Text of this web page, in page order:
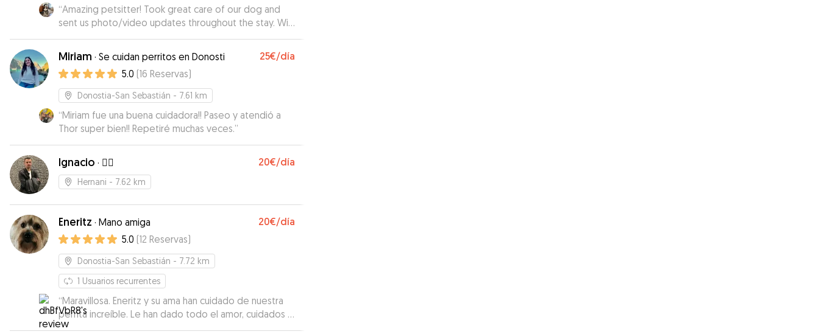
“Amazing petsitter! Took great care of our dog and
sent us photo/video updates throughout the stay. Will
definitely book again!”
Miriam · Se cuidan perritos en Donosti 25€/día
5.0 (16 Reservas)
Donostia-San Sebastián - 7.61 km
“Miriam fue una buena cuidadora!! Paseo y atendió a
Thor super bien!! Repetiré muchas veces.”
Ignacio · 🧞‍♂️ 20€/día
Hernani - 7.62 km
Eneritz · Mano amiga 20€/día
5.0 (12 Reservas)
Donostia-San Sebastián - 7.72 km
1 Usuarios recurrentes
“Maravillosa. Eneritz y su ama han cuidado de nuestra
perrita increíble. Le han dado todo el amor, cuidados y
atención que necesitaba. La han acompañado de 10.